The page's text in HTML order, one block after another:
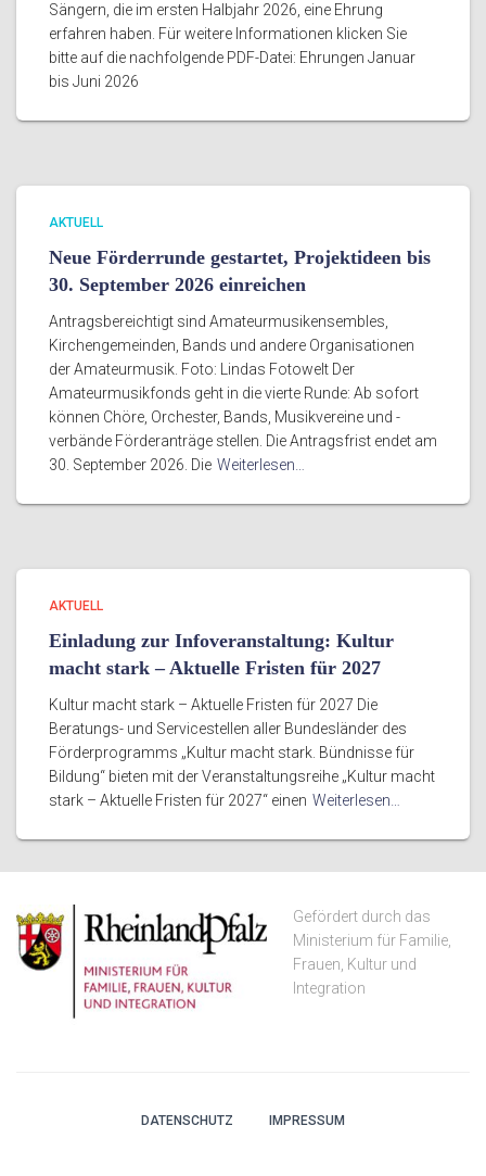
Sängern, die im ersten Halbjahr 2026, eine Ehrung
erfahren haben. Für weitere Informationen klicken Sie
bitte auf die nachfolgende PDF-Datei: Ehrungen Januar
bis Juni 2026
AKTUELL
Neue Förderrunde gestartet, Projektideen bis
30. September 2026 einreichen
Antragsbereichtigt sind Amateurmusikensembles,
Kirchengemeinden, Bands und andere Organisationen
der Amateurmusik. Foto: Lindas Fotowelt Der
Amateurmusikfonds geht in die vierte Runde: Ab sofort
können Chöre, Orchester, Bands, Musikvereine und -
verbände Förderanträge stellen. Die Antragsfrist endet am
30. September 2026. Die Weiterlesen…
AKTUELL
Einladung zur Infoveranstaltung: Kultur
macht stark – Aktuelle Fristen für 2027
Kultur macht stark – Aktuelle Fristen für 2027 Die
Beratungs- und Servicestellen aller Bundesländer des
Förderprogramms „Kultur macht stark. Bündnisse für
Bildung“ bieten mit der Veranstaltungsreihe „Kultur macht
stark – Aktuelle Fristen für 2027“ einen Weiterlesen…
Gefördert durch das
Ministerium für Familie,
Frauen, Kultur und
Integration
DATENSCHUTZ IMPRESSUM